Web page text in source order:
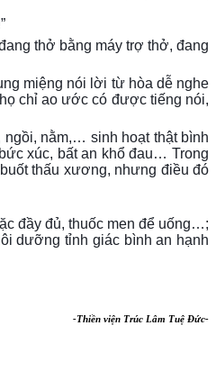
thở bằng máy trợ thở, đang
miệng nói lời từ hòa dễ nghe
chỉ ao ước có được tiếng nói,
nằm,… sinh hoạt thật bình
xúc, bất an khổ đau… Trong
thấu xương, nhưng điều đó
đầy đủ, thuốc men để uống…;
dưỡng tỉnh giác bình an hạnh
-Thiền viện Trúc Lâm Tuệ Đức-